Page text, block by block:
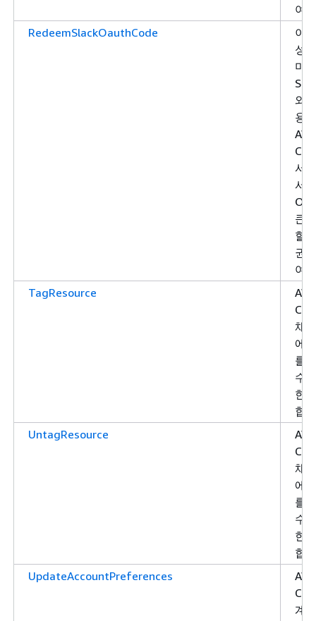
여
RedeemSlackOauthCode
이
성
미
와
용
서
서
큰
할
권
여
TagResource
채
에
를
수
한
합
UntagResource
채
에
를
수
한
합
UpdateAccountPreferences
계